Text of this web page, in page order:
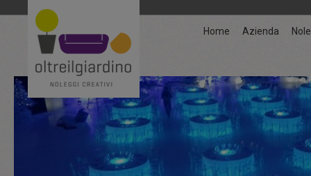
Home Azienda